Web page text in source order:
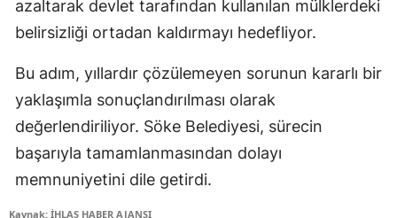
azaltarak devlet tarafından kullanılan mülklerdeki
belirsizliği ortadan kaldırmayı hedefliyor.
Bu adım, yıllardır çözülemeyen sorunun kararlı bir
yaklaşımla sonuçlandırılması olarak
değerlendiriliyor. Söke Belediyesi, sürecin
başarıyla tamamlanmasından dolayı
memnuniyetini dile getirdi.
Kaynak: İHLAS HABER AJANSI